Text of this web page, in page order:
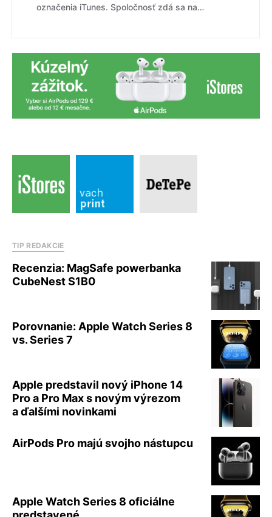
označenia iTunes. Spoločnosť zdá sa na…
TIP REDAKCIE
Recenzia: MagSafe powerbanka
CubeNest S1B0
Porovnanie: Apple Watch Series 8
vs. Series 7
Apple predstavil nový iPhone 14
Pro a Pro Max s novým výrezom
a ďalšími novinkami
AirPods Pro majú svojho nástupcu
Apple Watch Series 8 oficiálne